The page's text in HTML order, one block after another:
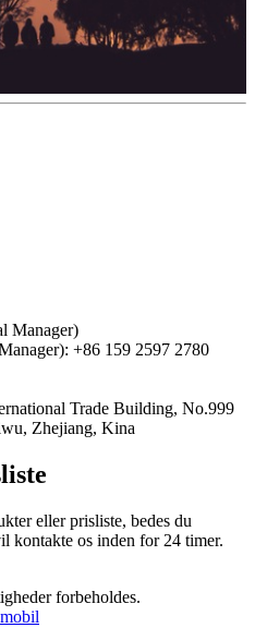
Manager)
+86 159 2597 2780
Trade Building, No.999
Zhejiang, Kina
eller prisliste, bedes du
kontakte os inden for 24 timer.
forbeholdes.